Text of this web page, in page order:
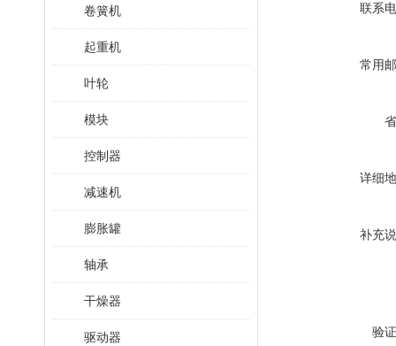
卷簧机
起重机
叶轮
模块
控制器
减速机
膨胀罐
轴承
干燥器
驱动器
联系
常用
详细
补充
验